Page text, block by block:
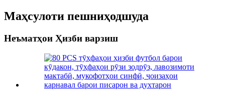
Маҳсулоти пешниҳодшуда
Неъматҳои Ҳизби варзиш